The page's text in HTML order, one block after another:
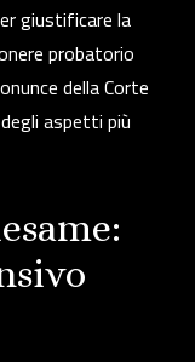
giustificare la
probatorio
della Corte
aspetti più